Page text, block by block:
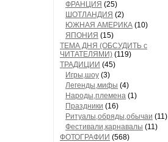
ФРАНЦИЯ (25)
ШОТЛАНДИЯ (2)
ЮЖНАЯ АМЕРИКА (10)
ЯПОНИЯ (15)
ТЕМА ДНЯ (ОБСУДИТЬ с
ЧИТАТЕЛЯМИ) (119)
ТРАДИЦИИ (45)
Игры,шоу (3)
Легенды,мифы (4)
Народы,племена (1)
Праздники (16)
Ритуалы,обряды,обычаи (11)
Фестивали,карнавалы (11)
ФОТОГРАФИИ (568)